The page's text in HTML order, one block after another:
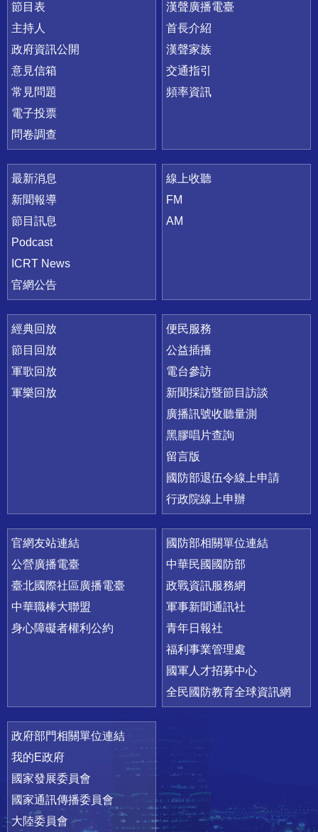
節目表
主持人
政府資訊公開
意見信箱
常見問題
電子投票
問卷調查
漢聲廣播電臺
首長介紹
漢聲家族
交通指引
頻率資訊
最新消息
新聞報導
節目訊息
Podcast
ICRT News
官網公告
線上收聽
FM
AM
經典回放
節目回放
軍歌回放
軍樂回放
便民服務
公益插播
電台參訪
新聞採訪暨節目訪談
廣播訊號收聽量測
黑膠唱片查詢
留言版
國防部退伍令線上申請
行政院線上申辦
官網友站連結
公營廣播電臺
臺北國際社區廣播電臺
中華職棒大聯盟
身心障礙者權利公約
國防部相關單位連結
中華民國國防部
政戰資訊服務網
軍事新聞通訊社
青年日報社
福利事業管理處
國軍人才招募中心
全民國防教育全球資訊網
政府部門相關單位連結
我的E政府
國家發展委員會
國家通訊傳播委員會
大陸委員會